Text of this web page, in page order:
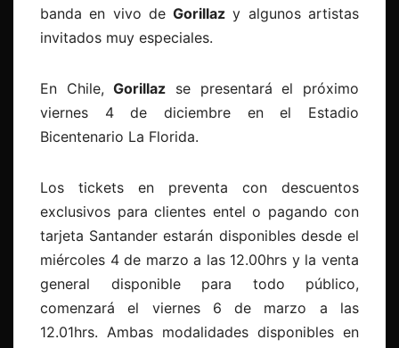
banda en vivo deGorillaz y algunos artistas
invitados muy especiales.
En Chile,Gorillaz se presentará el próximo
viernes 4 de diciembre en el Estadio
Bicentenario La Florida.
Los tickets en preventa con descuentos
exclusivos para clientes entel o pagando con
tarjeta Santander estarán disponibles desde el
miércoles 4 de marzo a las 12.00hrs y la venta
general disponible para todo público,
comenzará el viernes 6 de marzo a las
12.01hrs. Ambas modalidades disponibles en